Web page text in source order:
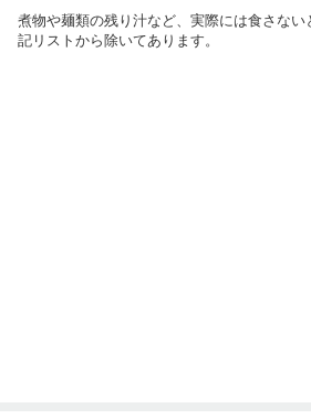
煮物や麺類の残り汁など、実際には食さな
記リストから除いてあります。